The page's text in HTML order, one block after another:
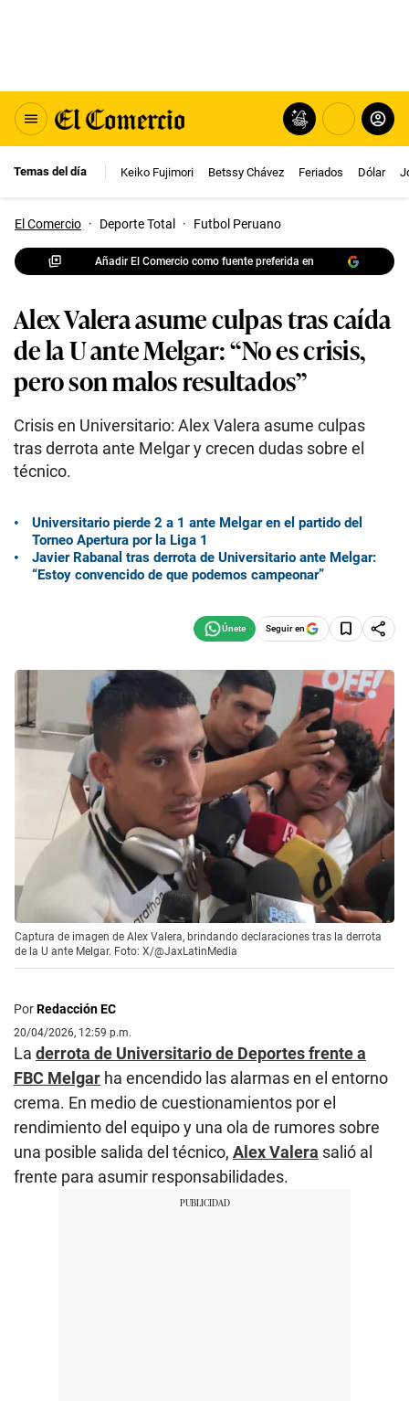
Temas del día Keiko Fujimori Betssy Chávez Feriados Dólar
El Comercio · Deporte Total · Futbol Peruano
Añadir El Comercio como fuente preferida en
Alex Valera asume culpas tras caída
de la U ante Melgar: “No es crisis,
pero son malos resultados”
Crisis en Universitario: Alex Valera asume culpas
tras derrota ante Melgar y crecen dudas sobre el
técnico.
Universitario pierde 2 a 1 ante Melgar en el partido del
Torneo Apertura por la Liga 1
Javier Rabanal tras derrota de Universitario ante Melgar:
“Estoy convencido de que podemos campeonar”
Seguir en
Captura de imagen de Alex Valera, brindando declaraciones tras la derrota
de la U ante Melgar. Foto: X/@JaxLatinMedia
PorRedacción EC
20/04/2026, 12:59 p.m.
La derrota de Universitario de Deportes frente a
FBC Melgar ha encendido las alarmas en el entorno
crema. En medio de cuestionamientos por el
rendimiento del equipo y una ola de rumores sobre
una posible salida del técnico, Alex Valera salió al
frente para asumir responsabilidades.